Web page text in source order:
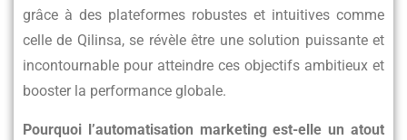
grâce à des plateformes robustes et intuitives comme
celle de Qilinsa, se révèle être une solution puissante et
incontournable pour atteindre ces objectifs ambitieux et
booster la performance globale.
Pourquoi l’automatisation marketing est-elle un atout